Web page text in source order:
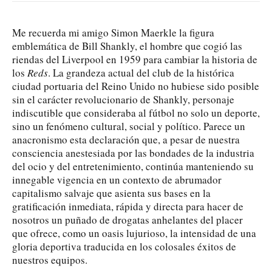
Me recuerda mi amigo Simon Maerkle la figura
emblemática de Bill Shankly, el hombre que cogió las
riendas del Liverpool en 1959 para cambiar la historia de
los Reds. La grandeza actual del club de la histórica
ciudad portuaria del Reino Unido no hubiese sido posible
sin el carácter revolucionario de Shankly, personaje
indiscutible que consideraba al fútbol no solo un deporte,
sino un fenómeno cultural, social y político. Parece un
anacronismo esta declaración que, a pesar de nuestra
consciencia anestesiada por las bondades de la industria
del ocio y del entretenimiento, continúa manteniendo su
innegable vigencia en un contexto de abrumador
capitalismo salvaje que asienta sus bases en la
gratificación inmediata, rápida y directa para hacer de
nosotros un puñado de drogatas anhelantes del placer
que ofrece, como un oasis lujurioso, la intensidad de una
gloria deportiva traducida en los colosales éxitos de
nuestros equipos.